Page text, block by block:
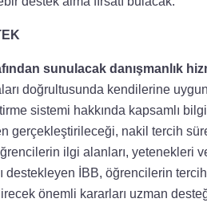
sunulacak danışmanlık
doğrultusunda kendilerine
sistemi hakkında kapsamlı
gerçekleştirileceği, nakil tercih
ilgi alanları, yetenekleri
İBB, öğrencilerin
önemli kararları uzman